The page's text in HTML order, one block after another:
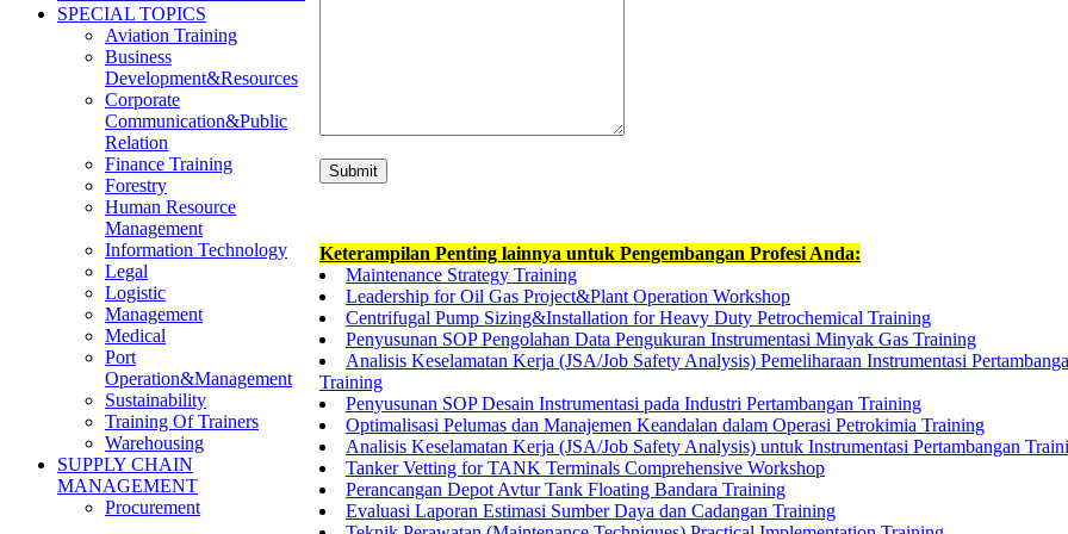
SPECIAL TOPICS
Aviation Training
Business
Development&Resources
Corporate
Communication&Public
Relation
Finance Training
Forestry
Human Resource
Management
Information Technology
Legal
Logistic
Management
Medical
Port
Operation&Management
Sustainability
Training Of Trainers
Warehousing
SUPPLY CHAIN
MANAGEMENT
Procurement
Keterampilan Penting lainnya untuk Pengembangan Profesi Anda:
Maintenance Strategy Training
Leadership for Oil Gas Project&Plant Operation Workshop
Centrifugal Pump Sizing&Installation for Heavy Duty Petrochemical Training
Penyusunan SOP Pengolahan Data Pengukuran Instrumentasi Minyak Gas Training
Analisis Keselamatan Kerja (JSA/Job Safety Analysis) Pemeliharaan Instrumentasi
Training
Penyusunan SOP Desain Instrumentasi pada Industri Pertambangan Training
Optimalisasi Pelumas dan Manajemen Keandalan dalam Operasi Petrokimia Training
Analisis Keselamatan Kerja (JSA/Job Safety Analysis) untuk Instrumentasi Pertambangan
Tanker Vetting for TANK Terminals Comprehensive Workshop
Perancangan Depot Avtur Tank Floating Bandara Training
Evaluasi Laporan Estimasi Sumber Daya dan Cadangan Training